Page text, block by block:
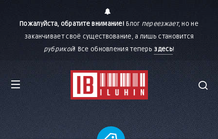
Пожалуйста, обратите внимание! Блог переезжает, но не
заканчивает своё существование, а лишь становится
рубрикой! Все обновления теперь здесь!